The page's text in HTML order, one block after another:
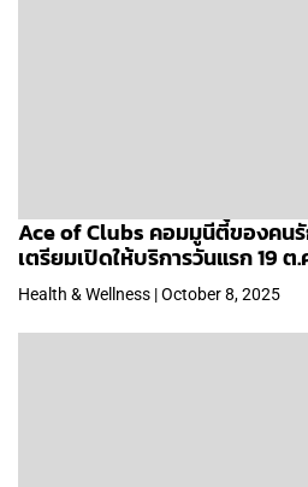
Ace of Clubs คอมมูนีตี้ของคนรั
เตรียมเปิดให้บริการวันแรก 19 ต.
Health & Wellness | October 8, 2025